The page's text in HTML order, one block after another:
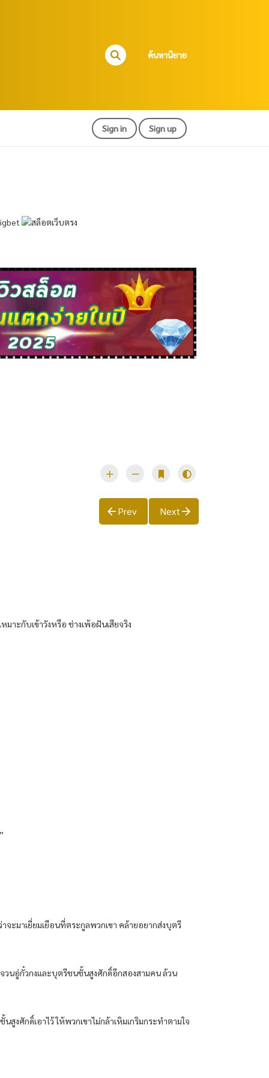
ค้นหานิยาย
Sign in Sign up
Prev Next
มาะกับเข้าวังหรือ ช่างเพ้อฝันเสียจริง
จะมาเยี่ยมเยือนที่ตระกูลพวกเขา คล้ายอยากส่งบุตรี
วนอู่กั๋วกงและบุตรีชนชั้นสูงศักดิ์อีกสองสามคน ล้วน
ศักดิ์เอาไว้ ให้พวกเขาไม่กล้าเหิมเกริมกระทำตามใจ